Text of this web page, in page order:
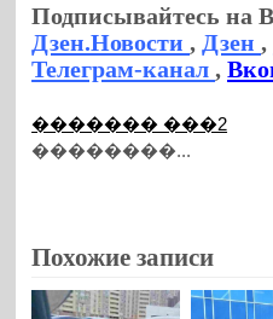
Подписывайтесь на
Дзен.Новости, Дзен,
Телеграм-канал,
������� ���2
��������...
Похожие записи